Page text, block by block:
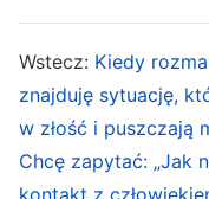
tak każdy dzień, i
prawdziwe
gołosłownym
poprzednie życie,
Wstecz: Kiedy
znajduję sytuację,
w złość i puszczają
Chcę zapytać: „Jak
kontakt z